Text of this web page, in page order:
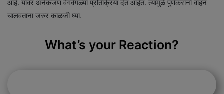
आहे. यावर अनेकजण वेगवेगळ्या प्रतिक्रिया देत आहेत. त्यामुळे पुणेकरांनो वाहन
चालवताना जरुर काळजी घ्या.
What’s your Reaction?